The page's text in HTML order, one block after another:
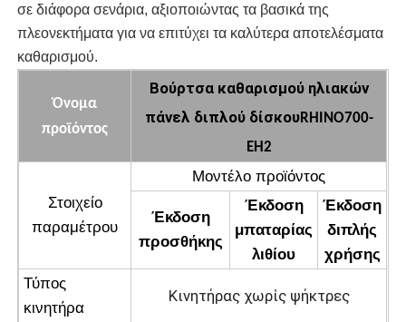
Καθαρίζοντας ρομπότ ηλιακού πλαισίου
Αποθήκευση Ενέργειας Ηχοφράγμα
σε διάφορα σενάρια, αξιοποιώντας τα βασικά της
πλεονεκτήματα για να επιτύχει τα καλύτερα αποτελέσματα
καθαρισμού.
Όνομα
προϊόντος
Βούρτσα καθαρισμού ηλιακών
πάνελ διπλού δίσκουRHINO700-
EH2
Στοιχείο
παραμέτρου
Μοντέλο προϊόντος
Έκδοση
προσθήκης
Έκδοση
μπαταρίας
λιθίου
Έκδοση
διπλής
χρήσης
Τύπος
κινητήρα
Κινητήρας χωρίς ψήκτρες